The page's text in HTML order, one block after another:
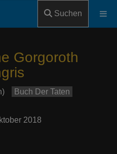
Suchen
Gorgoroth
Buch Der Taten
2018